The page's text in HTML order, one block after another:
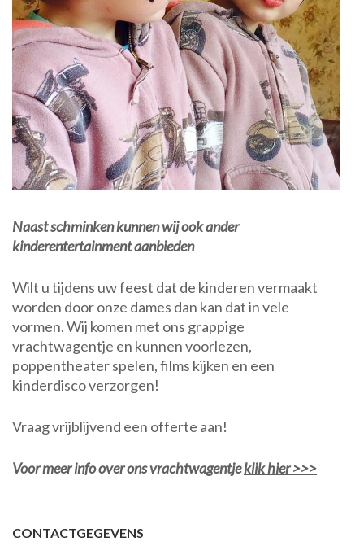
Naast schminken kunnen wij ook ander
kinderentertainment aanbieden
Wilt u tijdens uw feest dat de kinderen vermaakt
worden door onze dames dan kan dat in vele
vormen. Wij komen met ons grappige
vrachtwagentje en kunnen voorlezen,
poppentheater spelen, films kijken en een
kinderdisco verzorgen!
Vraag vrijblijvend een offerte aan!
Voor meer info over ons vrachtwagentjeklik hier >>>
CONTACTGEGEVENS